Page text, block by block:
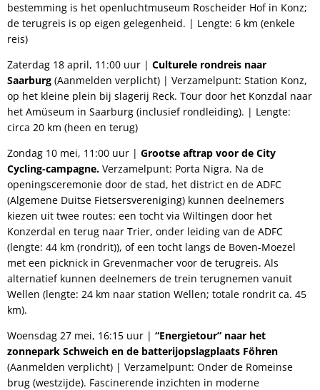
bestemming is het openluchtmuseum Roscheider Hof in Konz;
de terugreis is op eigen gelegenheid. | Lengte: 6 km (enkele
reis)
Zaterdag 18 april, 11:00 uur | Culturele rondreis naar
Saarburg (Aanmelden verplicht) | Verzamelpunt: Station Konz,
op het kleine plein bij slagerij Reck. Tour door het Konzdal naar
het Amüseum in Saarburg (inclusief rondleiding). | Lengte:
circa 20 km (heen en terug)
Zondag 10 mei, 11:00 uur | Grootse aftrap voor de City
Cycling-campagne. Verzamelpunt: Porta Nigra. Na de
openingsceremonie door de stad, het district en de ADFC
(Algemene Duitse Fietsersvereniging) kunnen deelnemers
kiezen uit twee routes: een tocht via Wiltingen door het
Konzerdal en terug naar Trier, onder leiding van de ADFC
(lengte: 44 km (rondrit)), of een tocht langs de Boven-Moezel
met een picknick in Grevenmacher voor de terugreis. Als
alternatief kunnen deelnemers de trein terugnemen vanuit
Wellen (lengte: 24 km naar station Wellen; totale rondrit ca. 45
km).
Woensdag 27 mei, 16:15 uur | “Energietour” naar het
zonnepark Schweich en de batterijopslagplaats Föhren
(Aanmelden verplicht) | Verzamelpunt: Onder de Romeinse
brug (westzijde). Fascinerende inzichten in moderne